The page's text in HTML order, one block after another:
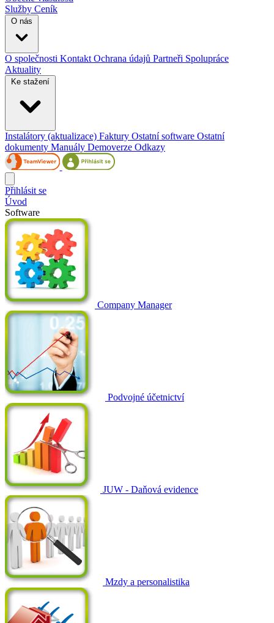
Služby Ceník
O nás
O společnosti Kontakt Ochrana údajů Partneři Spolupráce
Aktuality
Ke stažení
Instalátory (aktualizace) Faktury Ostatní software Ostatní
dokumenty Manuály Demoverze Odkazy
Přihlásit se
Úvod
Software
Company Manager
Podvojné účetnictví
JUW - Daňová evidence
Mzdy a personalistika